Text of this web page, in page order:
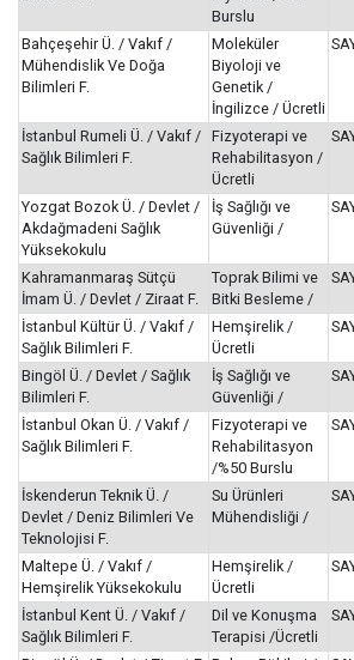
Burslu
Bahçeşehir Ü. / Vakıf /
Mühendislik Ve Doğa
Bilimleri F.
Moleküler
Biyoloji ve
Genetik /
İngilizce / Ücretli
İstanbul Rumeli Ü. / Vakıf /
Sağlık Bilimleri F.
Fizyoterapi ve
Rehabilitasyon /
Ücretli
Yozgat Bozok Ü. / Devlet /
Akdağmadeni Sağlık
Yüksekokulu
İş Sağlığı ve
Güvenliği /
Kahramanmaraş Sütçü
İmam Ü. / Devlet / Ziraat F.
Toprak Bilimi ve
Bitki Besleme /
İstanbul Kültür Ü. / Vakıf /
Sağlık Bilimleri F.
Hemşirelik /
Ücretli
Bingöl Ü. / Devlet / Sağlık
Bilimleri F.
İş Sağlığı ve
Güvenliği /
İstanbul Okan Ü. / Vakıf /
Sağlık Bilimleri F.
Fizyoterapi ve
Rehabilitasyon
/%50 Burslu
İskenderun Teknik Ü. /
Devlet / Deniz Bilimleri Ve
Teknolojisi F.
Su Ürünleri
Mühendisliği /
Maltepe Ü. / Vakıf /
Hemşirelik Yüksekokulu
Hemşirelik /
Ücretli
İstanbul Kent Ü. / Vakıf /
Sağlık Bilimleri F.
Dil ve Konuşma
Terapisi /Ücretli